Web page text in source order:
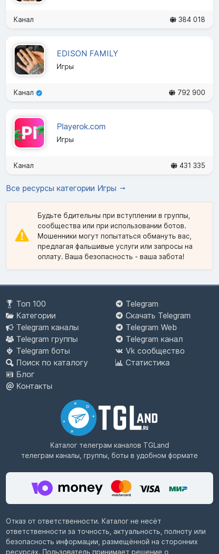
Канал 384 018
EDISON FAMILY
Игры
Канал 792 900
Playerok.com
Игры
Канал 431 335
Все ресурсы категории Игры
Будьте бдительны при вступлении в группы,
сообщества или при использовании ботов.
Мошенники могут попытаться обмануть вас,
предлагая фальшивые услуги или запросы на
оплату. Ваша безопасность - ваша забота!
Топ 100
Категории
Telegram каналы
Telegram группы
Telegram боты
Поиск по каталогу
Блог
Контакты
Telegram
Скачать Telegram
Telegram Web
Telegram канал
Vk сообщество
Статистика
Каталог телеграм каналов TGLand
телеграм каналы, группы, боты в удобном формате
Отказ от ответственности. Каталог не несёт
ответственности за точность, актуальность, полноту или
безопасность информации, размещённой на сторонних
ресурсах. Пользователь принимает решение о